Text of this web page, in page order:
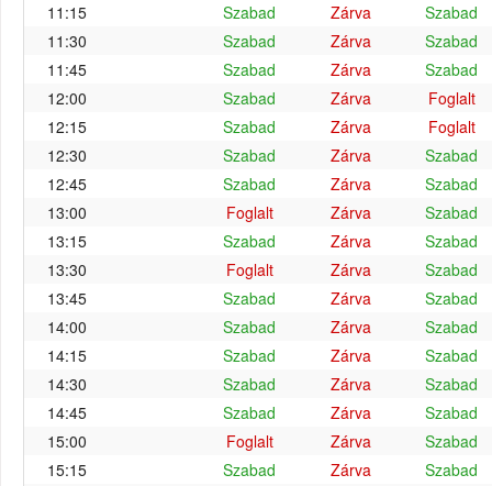
11:15
Szabad Zárva
Szabad
11:30
Szabad Zárva
Szabad
11:45
Szabad Zárva
Szabad
12:00
Szabad Zárva
Foglalt
12:15
Szabad Zárva
Foglalt
12:30
Szabad Zárva
Szabad
12:45
Szabad Zárva
Szabad
13:00
Foglalt Zárva
Szabad
13:15
Szabad Zárva
Szabad
13:30
Foglalt Zárva
Szabad
13:45
Szabad Zárva
Szabad
14:00
Szabad Zárva
Szabad
14:15
Szabad Zárva
Szabad
14:30
Szabad Zárva
Szabad
14:45
Szabad Zárva
Szabad
15:00
Foglalt Zárva
Szabad
15:15
Szabad Zárva
Szabad